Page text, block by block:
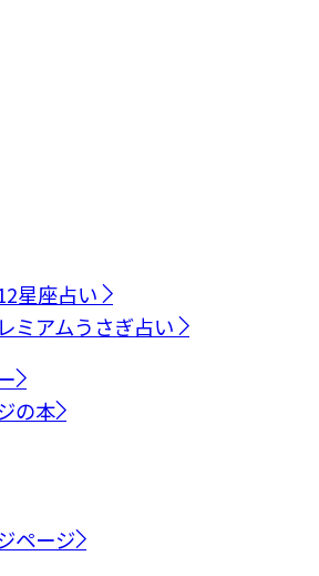
星座占い
ミアムうさぎ占い
の本
ページ